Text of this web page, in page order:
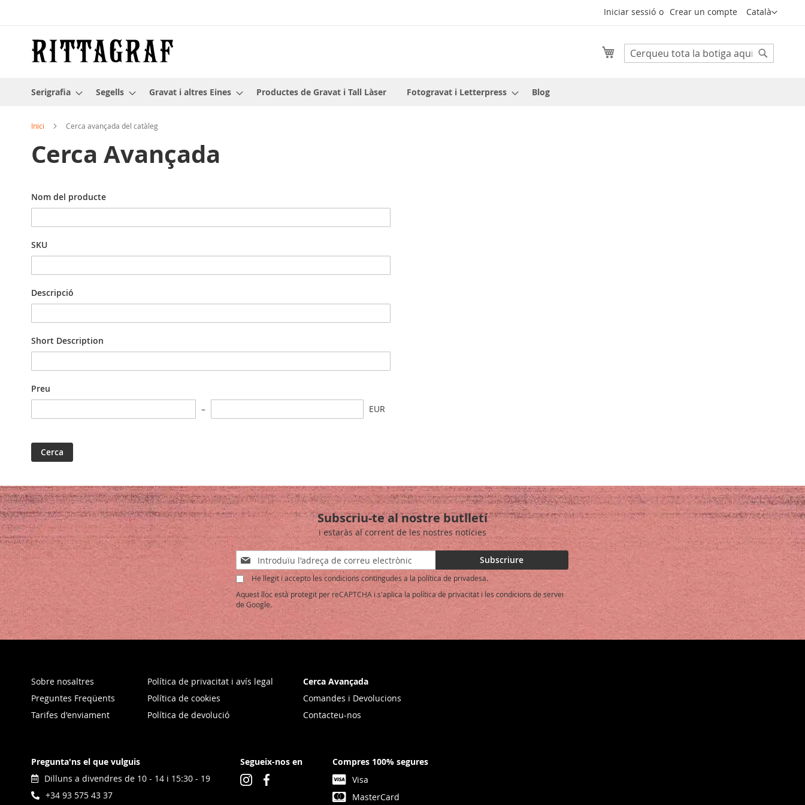
Llenguatge
Català
Iniciar sessió Crear un compte
Cerca
Cistella
Serigrafia Segells Gravat i altres Eines Productes de Gravat i Tall Làser Fotogravat i Letterpress Blog
Inici Cerca avançada del catàleg
Cerca Avançada
Configuració
de
Nom del producte
SKU
Descripció
Short Description
Preu
EUR
Cerca
Subscriu-te al nostre butlletí
i estaràs al corrent de les nostres notícies
Sign
Up
for
Our
Newsletter:
Subscriure
He llegit i accepto les condicions contingudes a la política de privadesa.
Aquest lloc està protegit per reCAPTCHA i s'aplica la política de privacitati les condicions de servei
de Google.
Sobre nosaltres
Preguntes Freqüents
Tarifes d'enviament
Política de privacitat i avís legal
Política de cookies
Política de devolució
Cerca Avançada
Comandes i Devolucions
Contacteu-nos
Pregunta'ns el que vulguis
Dilluns a divendres de 10 - 14 i 15:30 - 19
+34 93 575 43 37
Segueix-nos en
Compres 100% segures
Visa
MasterCard